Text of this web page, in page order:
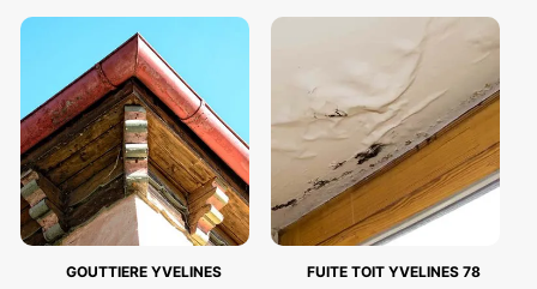
GOUTTIERE YVELINES FUITE TOIT YVELINES 78